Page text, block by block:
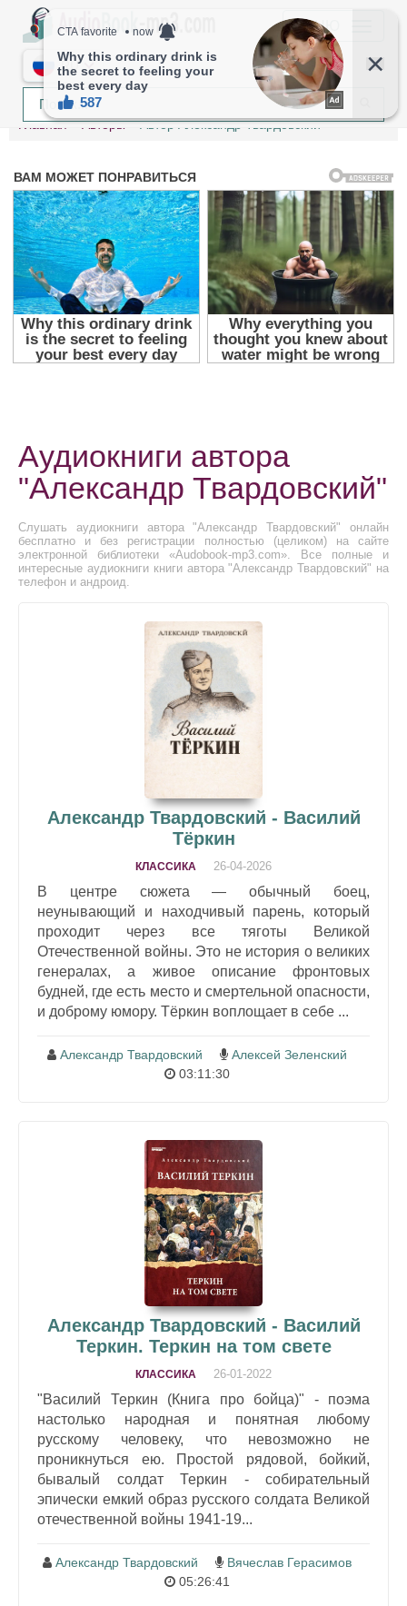
МЕНЮ
RU
Главная Авторы Автор Александр Твардовский
Аудиокниги автора
"Александр Твардовский"
Слушать аудиокниги автора "Александр Твардовский" онлайн
бесплатно и без регистрации полностью (целиком) на сайте
электронной библиотеки «Audobook-mp3.com». Все полные и
интересные аудиокниги книги автора "Александр Твардовский" на
телефон и андроид.
Александр Твардовский - Василий
Тёркин
КЛАССИКА 26-04-2026
В центре сюжета — обычный боец,
неунывающий и находчивый парень, который
проходит через все тяготы Великой
Отечественной войны. Это не история о великих
генералах, а живое описание фронтовых
будней, где есть место и смертельной опасности,
и доброму юмору. Тёркин воплощает в себе ...
Александр Твардовский
Алексей Зеленский
03:11:30
Александр Твардовский - Василий
Теркин. Теркин на том свете
КЛАССИКА 26-01-2022
"Василий Теркин (Книга про бойца)" - поэма
настолько народная и понятная любому
русскому человеку, что невозможно не
проникнуться ею. Простой рядовой, бойкий,
бывалый солдат Теркин - собирательный
эпически емкий образ русского солдата Великой
отечественной войны 1941-19...
Александр Твардовский
Вячеслав Герасимов
05:26:41